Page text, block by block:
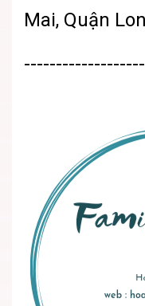
Mai, Quận